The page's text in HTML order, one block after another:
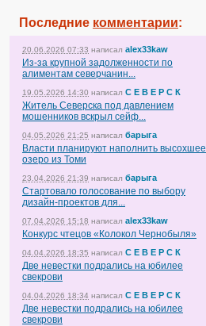
Последние комментарии:
20.06.2026 07:33 написал alex33kaw
Из-за крупной задолженности по
алиментам северчанин...
19.05.2026 14:30 написал С Е В Е Р С К
Житель Северска под давлением
мошенников вскрыл сейф...
04.05.2026 21:25 написал барыга
Власти планируют наполнить высохшее
озеро из Томи
23.04.2026 21:39 написал барыга
Стартовало голосование по выбору
дизайн-проектов для...
07.04.2026 15:18 написал alex33kaw
Конкурс чтецов «Колокол Чернобыля»
04.04.2026 18:35 написал С Е В Е Р С К
Две невестки подрались на юбилее
свекрови
04.04.2026 18:34 написал С Е В Е Р С К
Две невестки подрались на юбилее
свекрови